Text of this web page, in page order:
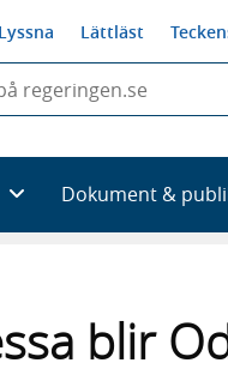
Lyssna Lättläst
Dokument &
blir